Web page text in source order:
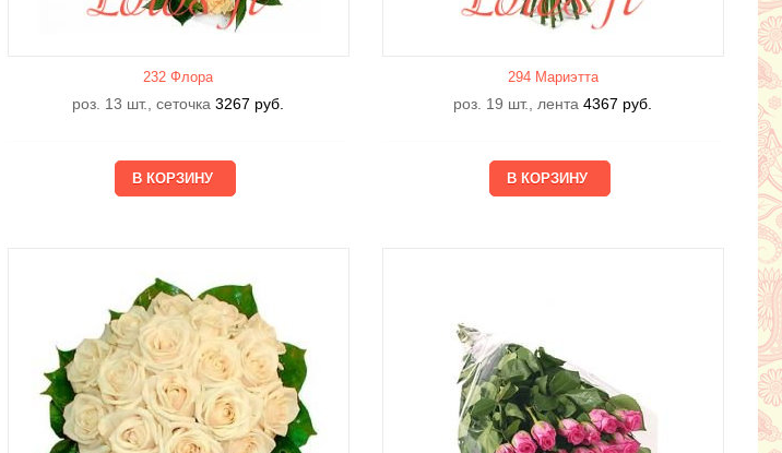
232 Флора
роз. 13 шт., сеточка 3267 руб.
294 Мариэтта
роз. 19 шт., лента 4367 руб.